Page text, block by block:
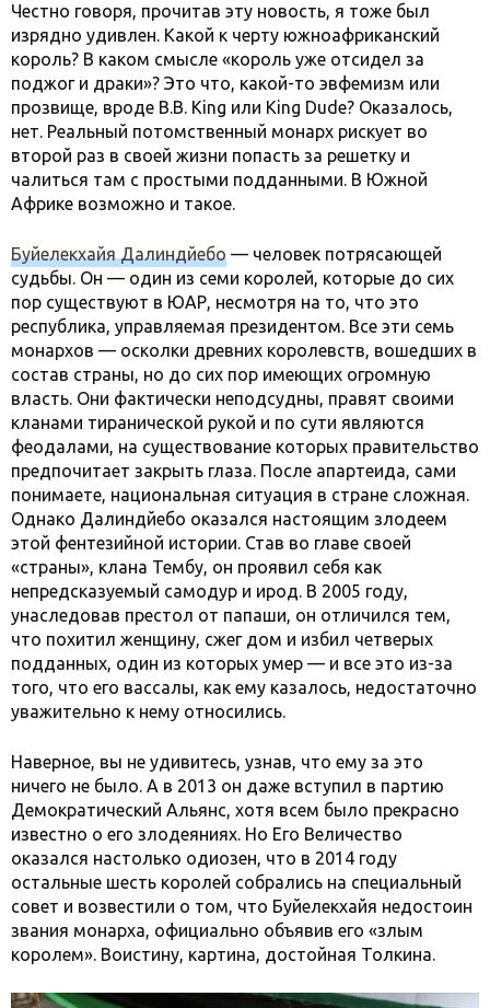
Честно говоря, прочитав эту новость, я тоже был
изрядно удивлен. Какой к черту южноафриканский
король? В каком смысле «король уже отсидел за
поджог и драки»? Это что, какой-то эвфемизм или
прозвище, вроде B.B. King или King Dude? Оказалось,
нет. Реальный потомственный монарх рискует во
второй раз в своей жизни попасть за решетку и
чалиться там с простыми подданными. В Южной
Африке возможно и такое.
Буйелекхайя Далиндйебо — человек потрясающей
судьбы. Он — один из семи королей, которые до сих
пор существуют в ЮАР, несмотря на то, что это
республика, управляемая президентом. Все эти семь
монархов — осколки древних королевств, вошедших в
состав страны, но до сих пор имеющих огромную
власть. Они фактически неподсудны, правят своими
кланами тиранической рукой и по сути являются
феодалами, на существование которых правительство
предпочитает закрыть глаза. После апартеида, сами
понимаете, национальная ситуация в стране сложная.
Однако Далиндйебо оказался настоящим злодеем
этой фентезийной истории. Став во главе своей
«страны», клана Тембу, он проявил себя как
непредсказуемый самодур и ирод. В 2005 году,
унаследовав престол от папаши, он отличился тем,
что похитил женщину, сжег дом и избил четверых
подданных, один из которых умер — и все это из-за
того, что его вассалы, как ему казалось, недостаточно
уважительно к нему относились.
Наверное, вы не удивитесь, узнав, что ему за это
ничего не было. А в 2013 он даже вступил в партию
Демократический Альянс, хотя всем было прекрасно
известно о его злодеяниях. Но Его Величество
оказался настолько одиозен, что в 2014 году
остальные шесть королей собрались на специальный
совет и возвестили о том, что Буйелекхайя недостоин
звания монарха, официально объявив его «злым
королем». Воистину, картина, достойная Толкина.